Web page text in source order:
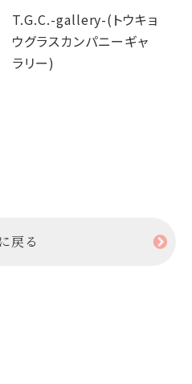
T.G.C.-gallery-(トウキョ
ウグラスカンパニーギャ
ラリー)
戻る